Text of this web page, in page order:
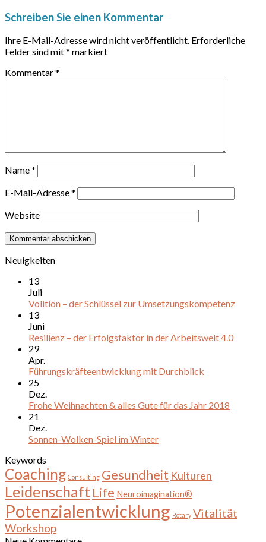
Schreiben Sie einen Kommentar
Ihre E-Mail-Adresse wird nicht veröffentlicht. Erforderliche
Felder sind mit* markiert
Kommentar*
Name*
E-Mail-Adresse*
Website
Neuigkeiten
13
Juli
Volition – der Schlüssel zur Umsetzungskompetenz
13
Juni
Resilienz – der Erfolgsfaktor in der Arbeitswelt 4.0
29
Apr.
Führungskräfteentwicklung mit Durchblick
25
Dez.
Frohe Weihnachten & alles Gute für das Jahr 2018
21
Dez.
Sonnen-Wolken-Spiel im Winter
Keywords
Coaching Consulting Gesundheit Kulturen
Leidenschaft Life Neuroimagination®
Potenzialentwicklung Rotary Vitalität
Workshop